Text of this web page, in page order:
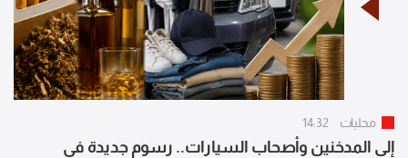
محليات 14:32
إلى المدخنين وأصحاب السيارات.. رسوم جديدة في